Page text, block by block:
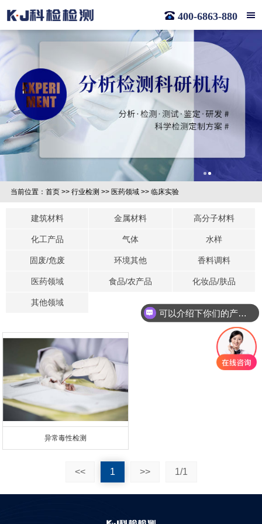
400-6863-880
当前位置： 首页>> 行业检测 >> 医药领域>> 临床实验
建筑材料 金属材料 高分子材料
化工产品 气体 水样
固废/危废 环境其他 香料调料
医药领域 食品/农产品 化妆品/肤品
其他领域
异常毒性检测
<< 1 >> 1/1
可以介绍下你们的产品么